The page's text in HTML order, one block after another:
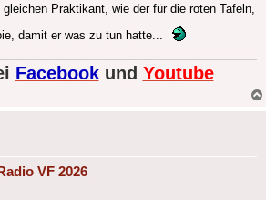
Praktikant, wie der für die roten Tafeln,
damit er was zu tun hatte...
Facebookund Youtube
VF 2026